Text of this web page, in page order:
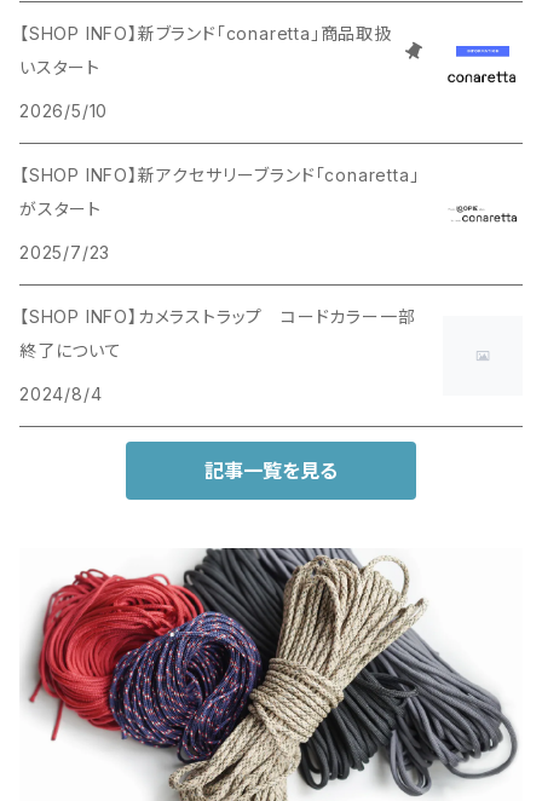
【SHOP INFO】新ブランド「conaretta」商品取扱
いスタート
2026/5/10
【SHOP INFO】新アクセサリーブランド「conaretta」
がスタート
2025/7/23
【SHOP INFO】カメラストラップ コードカラー一部
終了について
2024/8/4
記事一覧を見る